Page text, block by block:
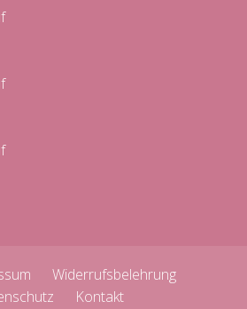
Widerrufsbelehrung
Kontakt